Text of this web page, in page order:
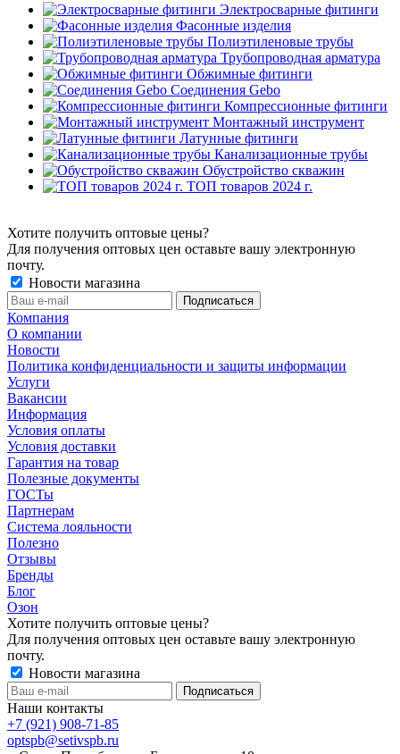
Электросварные фитинги
Фасонные изделия
Полиэтиленовые трубы
Трубопроводная арматура
Обжимные фитинги
Соединения Gebo
Компрессионные фитинги
Монтажный инструмент
Латунные фитинги
Канализационные трубы
Обустройство скважин
ТОП товаров 2024 г.
Хотите получить оптовые цены?
Для получения оптовых цен оставьте вашу электронную
почту.
Новости магазина
Компания
О компании
Новости
Политика конфиденциальности и защиты информации
Услуги
Вакансии
Информация
Условия оплаты
Условия доставки
Гарантия на товар
Полезные документы
ГОСТы
Партнерам
Система лояльности
Полезно
Отзывы
Бренды
Блог
Озон
Хотите получить оптовые цены?
Для получения оптовых цен оставьте вашу электронную
почту.
Новости магазина
Наши контакты
+7 (921) 908-71-85
optspb@setivspb.ru